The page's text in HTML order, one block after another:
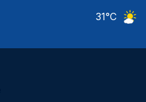
31°C